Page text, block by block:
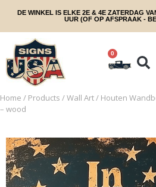
DE WINKEL IS ELKE 2E & 4E ZATERDAG
UUR (OF OP AFSPRAAK -
0
Home / Products /Wall Art/ Houten
– wood